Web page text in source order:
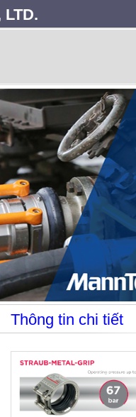
LTD.
Thông tin chi tiết